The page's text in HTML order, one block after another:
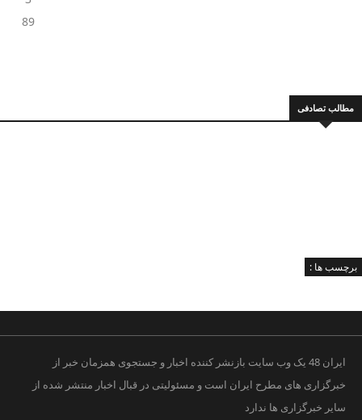
89
مطالب تصادفی
برچسب ها :
ایران 48 یک وب سایت بازنشر کننده اخبار و جستجوی همزمان خبر از
خبرگزاری های مطرح ایران است و مسئولیتی در قبال اخبار منتشر شده از
سایر خبرگزاری ها ندارد